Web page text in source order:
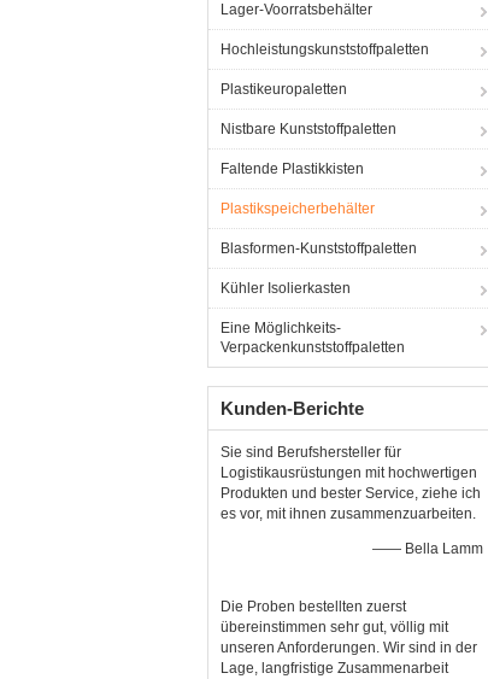
Lager-Voorratsbehälter
Hochleistungskunststoffpaletten
Plastikeuropaletten
Nistbare Kunststoffpaletten
Faltende Plastikkisten
Plastikspeicherbehälter
Blasformen-Kunststoffpaletten
Kühler Isolierkasten
Eine Möglichkeits-
Verpackenkunststoffpaletten
Kunden-Berichte
Sie sind Berufshersteller für
Logistikausrüstungen mit hochwertigen
Produkten und bester Service, ziehe ich
es vor, mit ihnen zusammenzuarbeiten.
—— Bella Lamm
Die Proben bestellten zuerst
übereinstimmen sehr gut, völlig mit
unseren Anforderungen. Wir sind in der
Lage, langfristige Zusammenarbeit